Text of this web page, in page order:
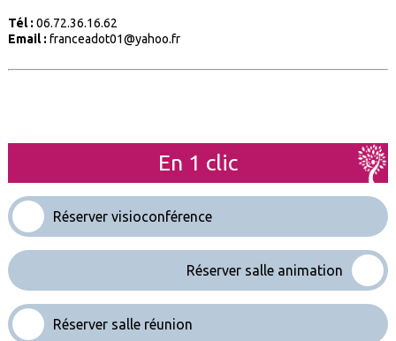
Tél : 06.72.36.16.62
Email : franceadot01@yahoo.fr
En 1 clic
Réserver visioconférence
Réserver salle animation
Réserver salle réunion